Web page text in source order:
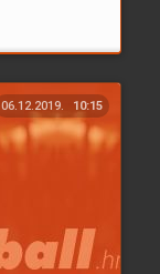
06.12.2019. 10:15